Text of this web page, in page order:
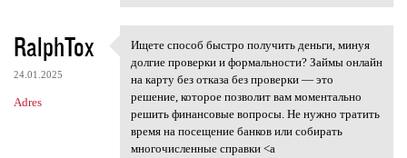
RalphTox
24.01.2025
Adres
Ищете способ быстро получить
Ищете способ быстро получить деньги, минуя
долгие проверки и формальности? Займы онлайн
на карту без отказа без проверки — это
решение, которое позволит вам моментально
решить финансовые вопросы. Не нужно тратить
время на посещение банков или собирать
многочисленные справки <a